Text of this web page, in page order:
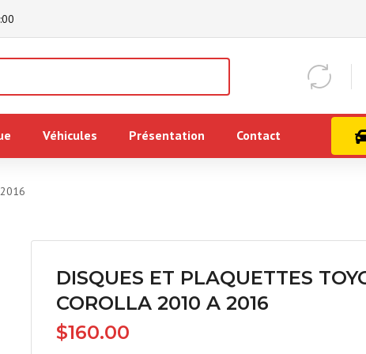
Véhicules Présentation Contact
DISQUES ET PLAQUETTES
COROLLA 2010 A 2016
$160.00